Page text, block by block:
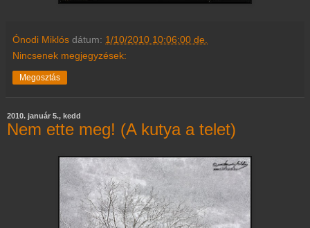
Ónodi Miklós dátum: 1/10/2010 10:06:00 de.
Nincsenek megjegyzések:
Megosztás
2010. január 5., kedd
Nem ette meg! (A kutya a telet)